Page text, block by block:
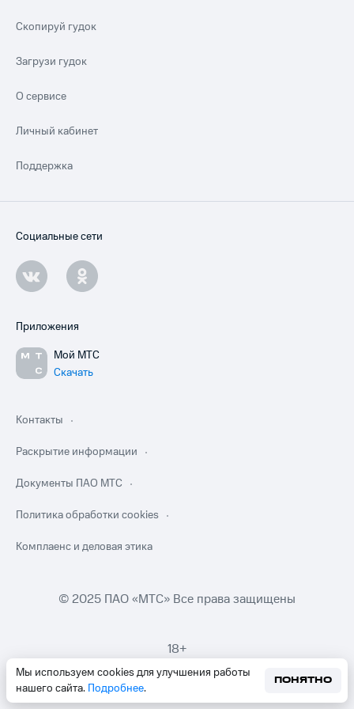
Мы используем cookies для улучшения работы
нашего сайта. Подробнее.
ПОНЯТНО
Скопируй гудок
Загрузи гудок
О сервисе
Личный кабинет
Поддержка
Социальные сети
Приложения
Мой МТС
Скачать
Контакты
Раскрытие информации
Документы ПАО МТС
Политика обработки cookies
Комплаенс и деловая этика
© 2025 ПАО «МТС» Все права защищены
18+